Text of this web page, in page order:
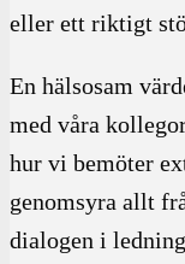
eller ett riktigt
En hälsosam
med våra
hur vi bemöter
genomsyra allt
dialogen i